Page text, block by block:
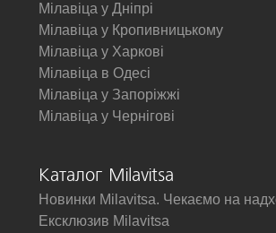
Мілавіца у Дніпрі
Мілавіца у Кропивницькому
Мілавіца у Харкові
Мілавіца в Одесі
Мілавіца у Запоріжжі
Мілавіца у Чернігові
Каталог Milavitsa
Новинки Milavitsa. Чекаємо на
Ексклюзив Milavitsa